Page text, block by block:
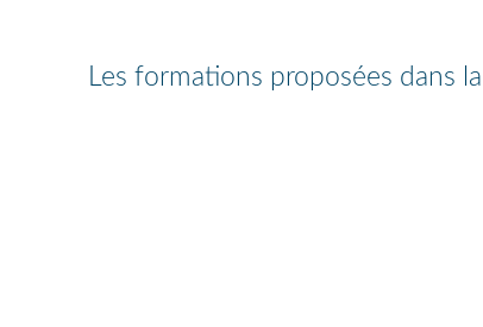
Les formations proposées dans